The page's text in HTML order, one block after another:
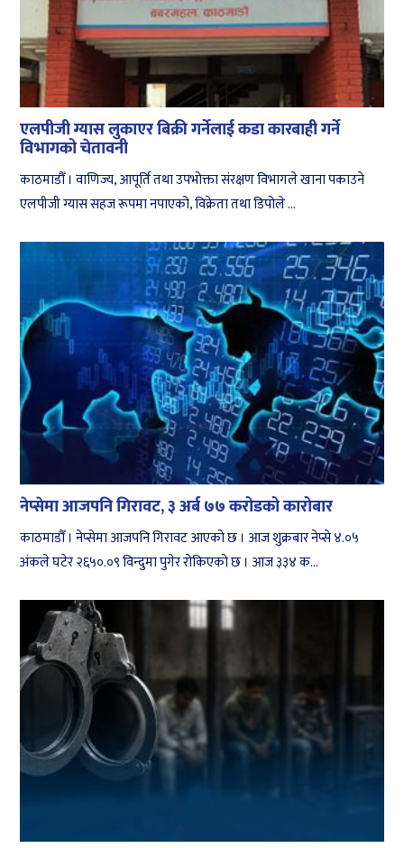
एलपीजी ग्यास लुकाएर बिक्री गर्नेलाई कडा कारबाही गर्ने
विभागको चेतावनी
काठमाडौँ । वाणिज्य, आपूर्ति तथा उपभोक्ता संरक्षण विभागले खाना पकाउने
एलपीजी ग्यास सहज रूपमा नपाएको, विक्रेता तथा डिपोले ...
नेप्सेमा आजपनि गिरावट, ३ अर्ब ७७ करोडको कारोबार
काठमाडौँ । नेप्सेमा आजपनि गिरावट आएको छ । आज शुक्रबार नेप्से ४.०५
अंकले घटेर २६५०.०९ विन्दुमा पुगेर रोकिएको छ । आज ३३४ क...